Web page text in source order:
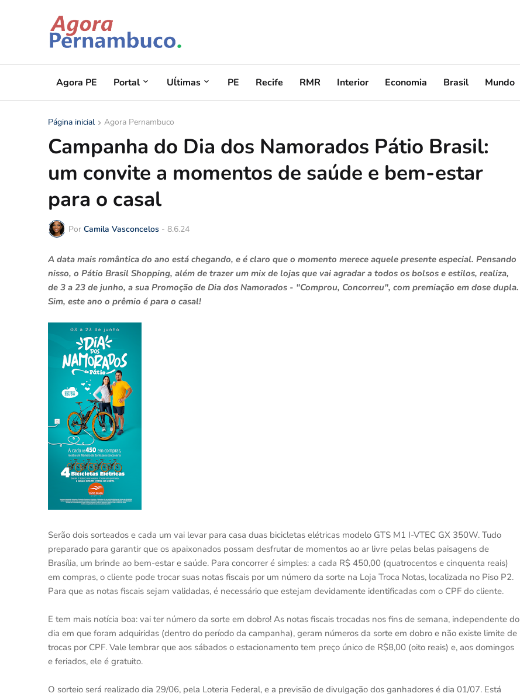
Agora PE Portal Uĺtimas PE Recife RMR Interior Economia Brasil Mundo
Página inicial Agora Pernambuco
Campanha do Dia dos Namorados Pátio Brasil:
um convite a momentos de saúde e bem-estar
para o casal
Por Camila Vasconcelos - 8.6.24
A data mais romântica do ano está chegando, e é claro que o momento merece aquele presente especial. Pensando
nisso, o Pátio Brasil Shopping, além de trazer um mix de lojas que vai agradar a todos os bolsos e estilos, realiza,
de 3 a 23 de junho, a sua Promoção de Dia dos Namorados - "Comprou, Concorreu", com premiação em dose dupla.
Sim, este ano o prêmio é para o casal!
Serão dois sorteados e cada um vai levar para casa duas bicicletas elétricas modelo GTS M1 I-VTEC GX 350W. Tudo
preparado para garantir que os apaixonados possam desfrutar de momentos ao ar livre pelas belas paisagens de
Brasília, um brinde ao bem-estar e saúde. Para concorrer é simples: a cada R$ 450,00 (quatrocentos e cinquenta reais)
em compras, o cliente pode trocar suas notas fiscais por um número da sorte na Loja Troca Notas, localizada no Piso P2.
Para que as notas fiscais sejam validadas, é necessário que estejam devidamente identificadas com o CPF do cliente.
E tem mais notícia boa: vai ter número da sorte em dobro! As notas fiscais trocadas nos fins de semana, independente do
dia em que foram adquiridas (dentro do período da campanha), geram números da sorte em dobro e não existe limite de
trocas por CPF. Vale lembrar que aos sábados o estacionamento tem preço único de R$8,00 (oito reais) e, aos domingos
e feriados, ele é gratuito.
O sorteio será realizado dia 29/06, pela Loteria Federal, e a previsão de divulgação dos ganhadores é dia 01/07. Está